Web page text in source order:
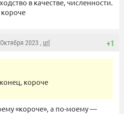
в качестве, численности.
короче
+1
2023 , url
короче
«короче», а по-моему —